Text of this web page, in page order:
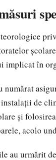
implicat în
numărat
de
și
acolo
au urmărit